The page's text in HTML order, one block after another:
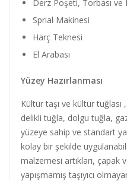
Derz Poşeti, Torbası ve
Sprial Makinesi
Harç Teknesi
El Arabası
Yüzey Hazırlanması
Kültür taşı ve kültür
delikli tuğla, dolgu tuğla,
yüzeye sahip ve standart
kolay bir şekilde
malzemesi artıkları, çapak
yapışmamış taşıyıcı